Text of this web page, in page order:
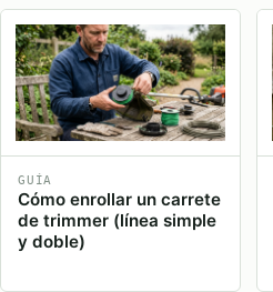
GUÍA
Cómo enrollar un carrete
de trimmer (línea simple
y doble)